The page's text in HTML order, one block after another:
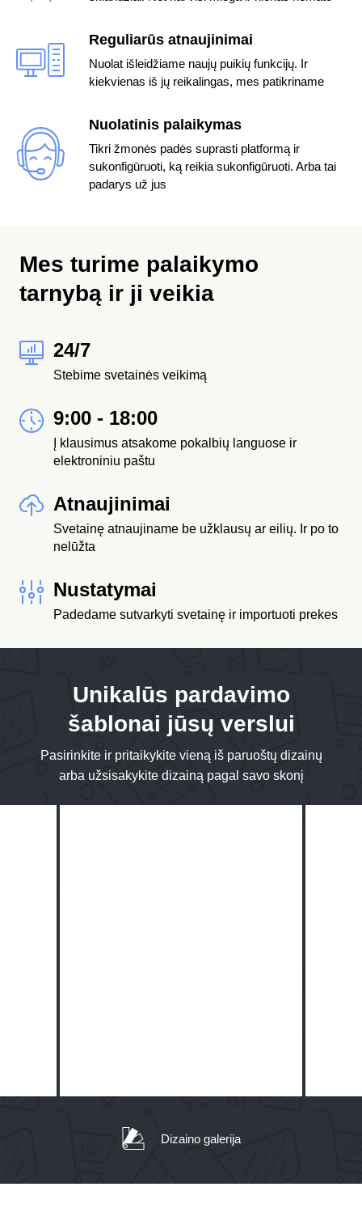
Reguliarūs atnaujinimai
Nuolat išleidžiame naujų puikių funkcijų. Ir
kiekvienas iš jų reikalingas, mes patikriname
Nuolatinis palaikymas
Tikri žmonės padės suprasti platformą ir
sukonfigūruoti, ką reikia sukonfigūruoti. Arba tai
padarys už jus
Mes turime palaikymo
tarnybą ir ji veikia
24/7
Stebime svetainės veikimą
9:00 - 18:00
Į klausimus atsakome pokalbių languose ir
elektroniniu paštu
Atnaujinimai
Svetainę atnaujiname be užklausų ar eilių. Ir po to
nelūžta
Nustatymai
Padedame sutvarkyti svetainę ir importuoti prekes
Unikalūs pardavimo
šablonai jūsų verslui
Pasirinkite ir pritaikykite vieną iš paruoštų dizainų
arba užsisakykite dizainą pagal savo skonį
Dizaino galerija